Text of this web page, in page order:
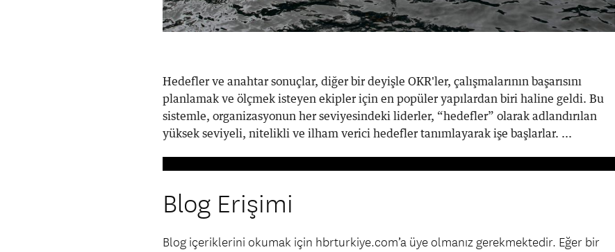
Hedefler ve anahtar sonuçlar, diğer bir deyişle OKR'ler, çalışmalarının başarısını
planlamak ve ölçmek isteyen ekipler için en popüler yapılardan biri haline geldi. Bu
sistemle, organizasyonun her seviyesindeki liderler, “hedefler” olarak adlandırılan
yüksek seviyeli, nitelikli ve ilham verici hedefler tanımlayarak işe başlarlar. ...
Blog Erişimi
Blog içeriklerini okumak için hbrturkiye.com’a üye olmanız gerekmektedir. Eğer bir